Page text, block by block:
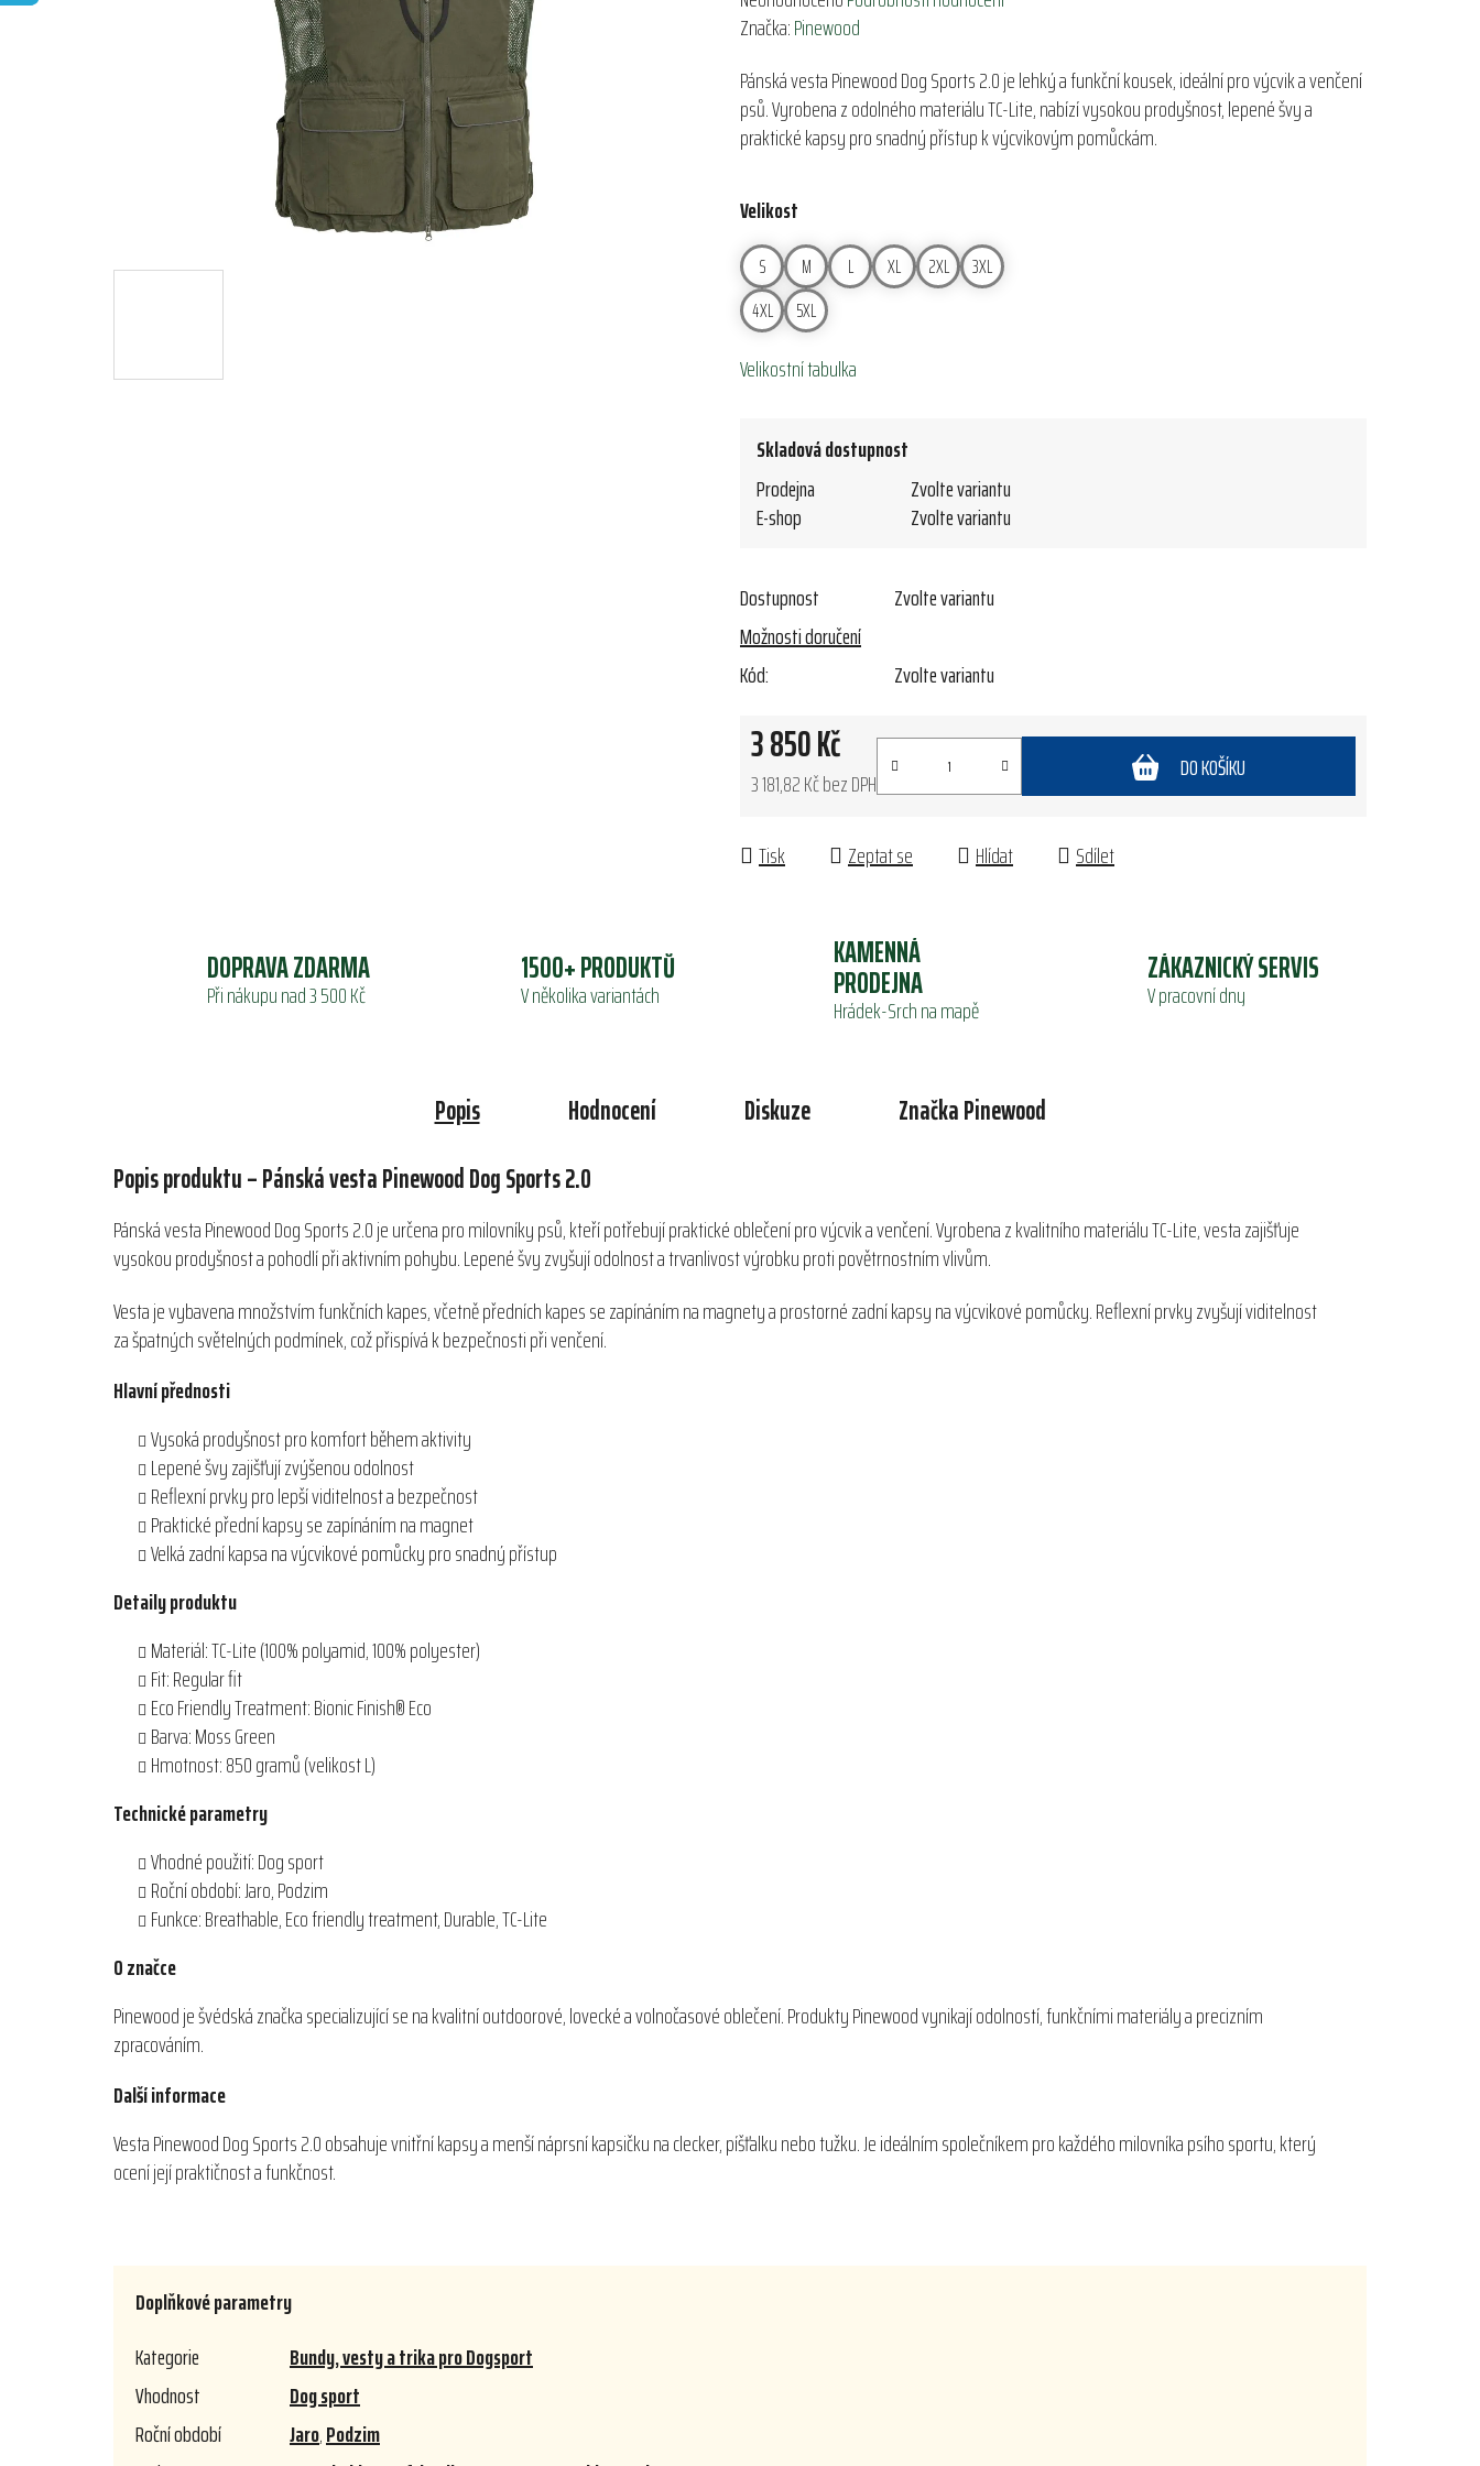
hodnocení
je
0,0
z
hvězdiček.
Značka:Pinewood
Pánská vesta Pinewood Dog Sports 2.0 je lehký a funkční kousek, ideální pro výcvik a venčení
psů. Vyrobena z odolného materiálu TC-Lite, nabízí vysokou prodyšnost, lepené švy a
praktické kapsy pro snadný přístup k výcvikovým pomůckám.
Velikost
S M L XL 2XL
3XL
4XL
5XL
Velikostní tabulka
Skladová dostupnost
Prodejna
Zvolte variantu
E-shop
Zvolte variantu
Dostupnost
Zvolte variantu
Možnosti doručení
Kód:
Zvolte variantu
3 850 Kč
3 181,82 Kč bez DPH
DO KOŠÍKU
Tisk Zeptat se Hlídat Sdílet
DOPRAVA ZDARMA
Při nákupu nad 3 500 Kč
1500+ PRODUKTŮ
V několika variantách
KAMENNÁ
PRODEJNA
Hrádek-Srch na mapě
ZÁKAZNICKÝ SERVIS
V pracovní dny
Popis Hodnocení Diskuze ZnačkaPinewood
Popis produktu – Pánská vesta Pinewood Dog Sports 2.0
Pánská vesta Pinewood Dog Sports 2.0 je určena pro milovníky psů, kteří potřebují praktické oblečení pro výcvik a venčení. Vyrobena z kvalitního materiálu TC-Lite, vesta zajišťuje
vysokou prodyšnost a pohodlí při aktivním pohybu. Lepené švy zvyšují odolnost a trvanlivost výrobku proti povětrnostním vlivům.
Vesta je vybavena množstvím funkčních kapes, včetně předních kapes se zapínáním na magnety a prostorné zadní kapsy na výcvikové pomůcky. Reflexní prvky zvyšují viditelnost
za špatných světelných podmínek, což přispívá k bezpečnosti při venčení.
Hlavní přednosti
Vysoká prodyšnost pro komfort během aktivity
Lepené švy zajišťují zvýšenou odolnost
Reflexní prvky pro lepší viditelnost a bezpečnost
Praktické přední kapsy se zapínáním na magnet
Velká zadní kapsa na výcvikové pomůcky pro snadný přístup
Detaily produktu
Materiál: TC-Lite (100% polyamid, 100% polyester)
Fit: Regular fit
Eco Friendly Treatment: Bionic Finish® Eco
Barva: Moss Green
Hmotnost: 850 gramů (velikost L)
Technické parametry
Vhodné použití: Dog sport
Roční období: Jaro, Podzim
Funkce: Breathable, Eco friendly treatment, Durable, TC-Lite
O značce
Pinewood je švédská značka specializující se na kvalitní outdoorové, lovecké a volnočasové oblečení. Produkty Pinewood vynikají odolností, funkčními materiály a precizním
zpracováním.
Další informace
Vesta Pinewood Dog Sports 2.0 obsahuje vnitřní kapsy a menší náprsní kapsičku na clecker, píšťalku nebo tužku. Je ideálním společníkem pro každého milovníka psího sportu, který
ocení její praktičnost a funkčnost.
Doplňkové parametry
Kategorie
Bundy, vesty a trika pro Dogsport
Vhodnost
Dog sport
Roční období
Jaro,Podzim